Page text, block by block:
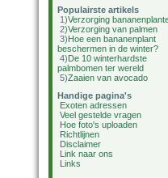
Populairste artikels
1)Verzorging
2)Verzorging van palmen
3)Hoe een bananenplant
beschermen in de winter?
4)De 10 winterhardste
palmbomen ter wereld
5)Zaaien van avocado
Handige pagina's
Exoten adressen
Veel gestelde vragen
Hoe foto's uploaden
Richtlijnen
Disclaimer
Link naar ons
Links